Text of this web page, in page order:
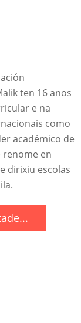
ten 16 anos
e na
como
académico de
renome en
dirixiu escolas